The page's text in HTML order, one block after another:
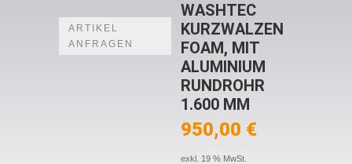
ARTIKEL
ANFRAGEN
WASHTEC
KURZWALZEN
FOAM, MIT
ALUMINIUM
RUNDROHR
1.600 MM
950,00 €
exkl. 19 % MwSt.